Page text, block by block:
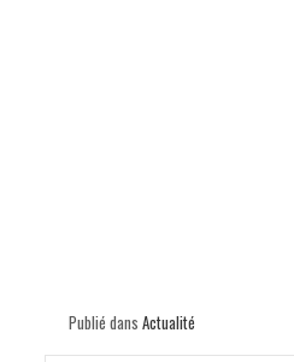
Publié dans Actualité